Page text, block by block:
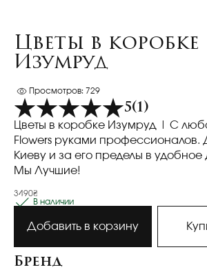
Цветы в коробке
Изумруд
Просмотров: 729
5(1)
Цветы в коробке Изумруд | С
Flowers руками профессионалов.
Киеву и за его пределы в удобное
Мы Лучшие!
3490₴
В наличии
Добавить в корзину
Бренд